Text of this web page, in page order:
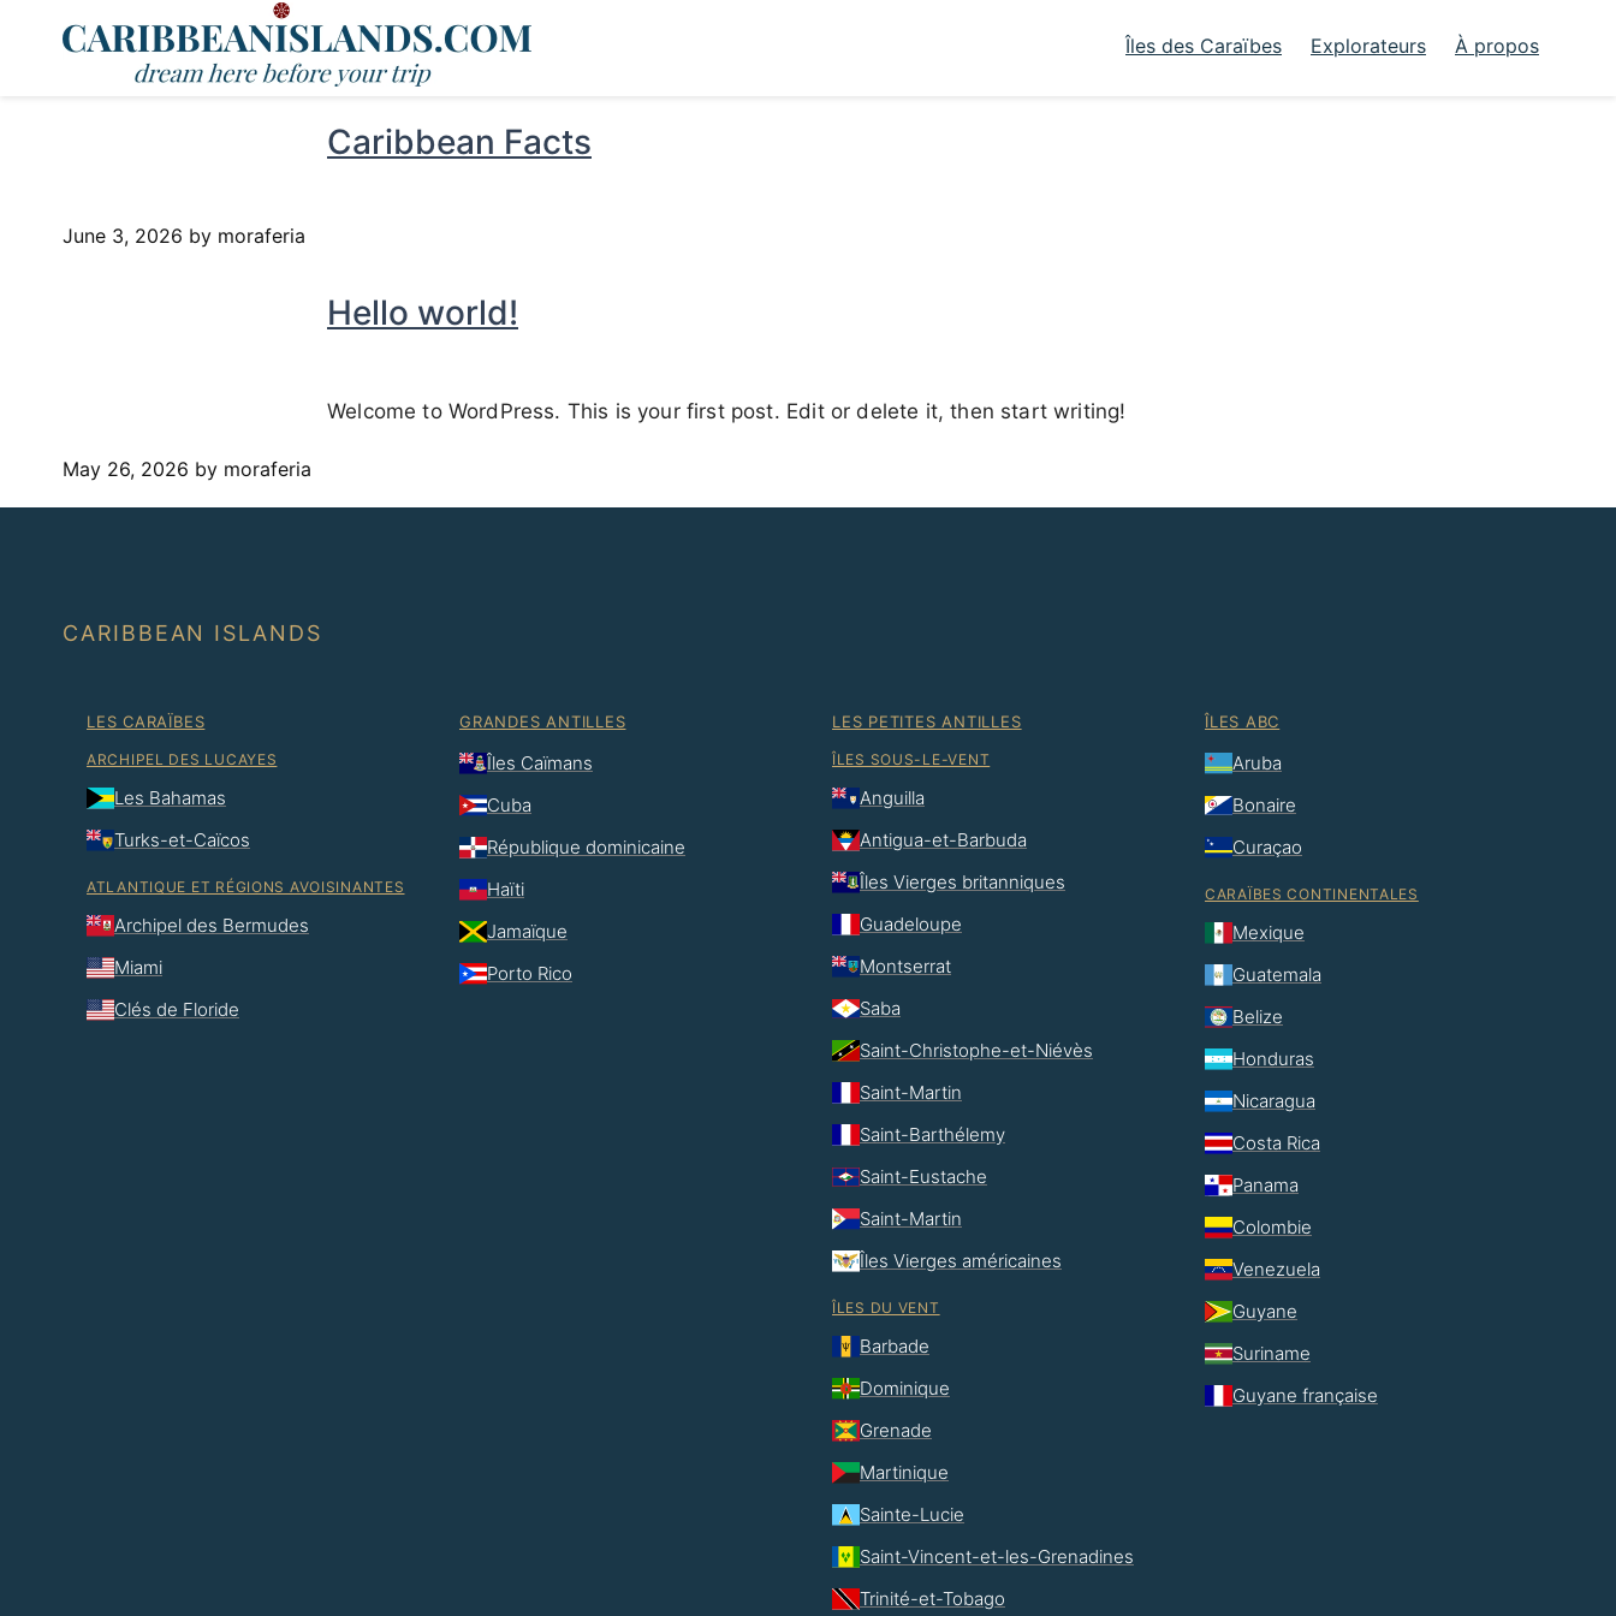
Îles des Caraïbes Explorateurs À propos
Caribbean Facts
June 3, 2026 by moraferia
Hello world!
Welcome to WordPress. This is your first post. Edit or delete it, then start writing!
May 26, 2026 by moraferia
CARIBBEAN ISLANDS
LES CARAÏBES
ARCHIPEL DES LUCAYES
Les Bahamas
Turks-et-Caïcos
ATLANTIQUE ET RÉGIONS AVOISINANTES
Archipel des Bermudes
Miami
Clés de Floride
GRANDES ANTILLES
Îles Caïmans
Cuba
République dominicaine
Haïti
Jamaïque
Porto Rico
LES PETITES ANTILLES
ÎLES SOUS-LE-VENT
Anguilla
Antigua-et-Barbuda
Îles Vierges britanniques
Guadeloupe
Montserrat
Saba
Saint-Christophe-et-Niévès
Saint-Martin
Saint-Barthélemy
Saint-Eustache
Saint-Martin
Îles Vierges américaines
ÎLES DU VENT
Barbade
Dominique
Grenade
Martinique
Sainte-Lucie
Saint-Vincent-et-les-Grenadines
Trinité-et-Tobago
ÎLES ABC
Aruba
Bonaire
Curaçao
CARAÏBES CONTINENTALES
Mexique
Guatemala
Belize
Honduras
Nicaragua
Costa Rica
Panama
Colombie
Venezuela
Guyane
Suriname
Guyane française